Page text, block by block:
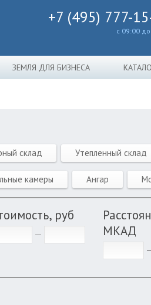
+7 (495) 777-
с 09:00
ЗЕМЛЯ ДЛЯ БИЗНЕСА
склад Утепленный склад
камеры Ангар
руб
МКАД